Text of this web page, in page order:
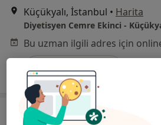
Küçükyalı, İstanbul • Harita
Diyetisyen Cemre Ekinci -
Randevu talep et